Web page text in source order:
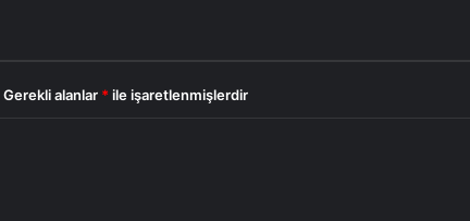
Gerekli alanlar * ile işaretlenmişlerdir